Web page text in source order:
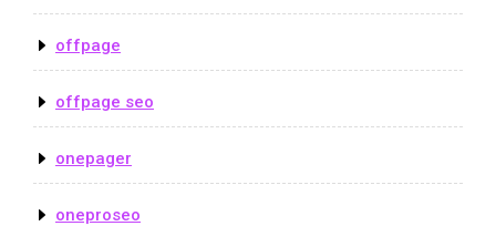
offpage
offpage seo
onepager
oneproseo